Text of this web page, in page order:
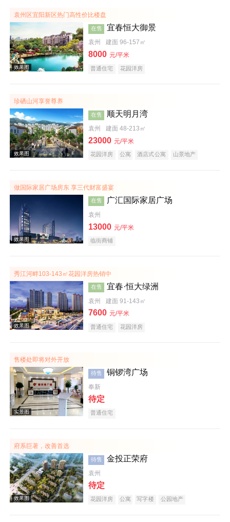
效果图
袁州区宜阳新区热门高性价比楼盘
效果图
在售 宜春恒大御景
袁州 建面 96-157㎡
8000 元/平米
普通住宅 花园洋房
珍硒山河享誉尊养
效果图
在售 顺天明月湾
袁州 建面 48-213㎡
23000 元/平米
花园洋房 公寓 酒店式公寓
山景地产
做国际家居广场房东 享三代财富盛宴
效果图
在售 广汇国际家居广场
袁州
13000 元/平米
临街商铺
秀江河畔103-143㎡花园洋房热销中
在售 宜春·恒大绿洲
袁州 建面 91-143㎡
7600 元/平米
普通住宅 花园洋房
售楼处即将对外开放
待售 铜锣湾广场
奉新
待定
普通住宅
府系巨著，改善首选
待售 金投正荣府
袁州
待定
花园洋房 公寓 写字楼 公园地产